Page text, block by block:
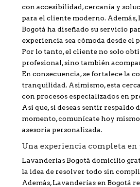
con accesibilidad, cercanía y
para el cliente moderno. Además,
Bogotá ha diseñado su servicio
experiencia sea cómoda desde el
Por lo tanto, el cliente no solo
profesional, sino también
En consecuencia, se fortalece la
tranquilidad. Asimismo, esta
con procesos especializados en
Así que, si deseas sentir respaldo
momento, comunícate hoy
asesoría personalizada.
Una experiencia completa
Lavanderías Bogotá domicilio
la idea de resolver todo sin
Además, Lavanderías en Bogotá